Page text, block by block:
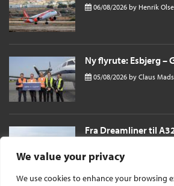
We value your privacy
We use cookies to enhance your browsing
06/08/2026 by Henrik
Ny flyrute: Esbjerg –
05/08/2026 by Claus
Fra Dreamliner til
sende passagerer
London i et single